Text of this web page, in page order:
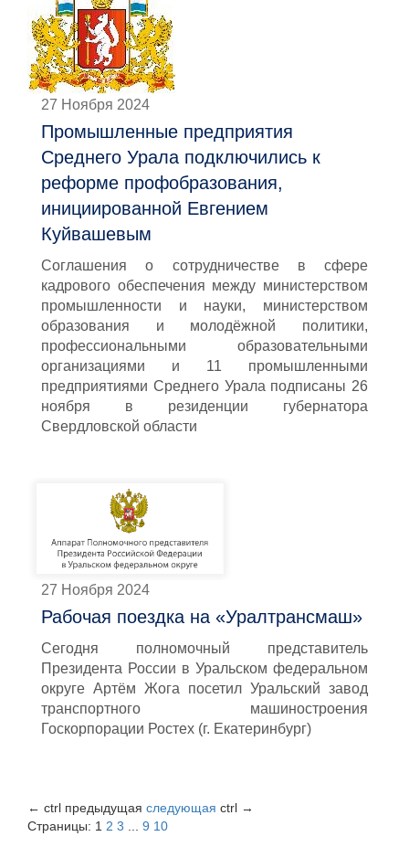
27 Ноября 2024
Промышленные предприятия
Среднего Урала подключились к
реформе профобразования,
инициированной Евгением
Куйвашевым
Соглашения о сотрудничестве в сфере
кадрового обеспечения между министерством
промышленности и науки, министерством
образования и молодёжной политики,
профессиональными образовательными
организациями и 11 промышленными
предприятиями Среднего Урала подписаны 26
ноября в резиденции губернатора
Свердловской области
27 Ноября 2024
Рабочая поездка на «Уралтрансмаш»
Сегодня полномочный представитель
Президента России в Уральском федеральном
округе Артём Жога посетил Уральский завод
транспортного машиностроения
Госкорпорации Ростех (г. Екатеринбург)
← ctrl предыдущая следующая ctrl →
Страницы: 1 2 3 9 10